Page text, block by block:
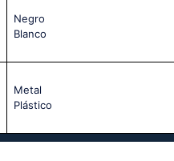
Negro
Blanco
Metal
Plástico